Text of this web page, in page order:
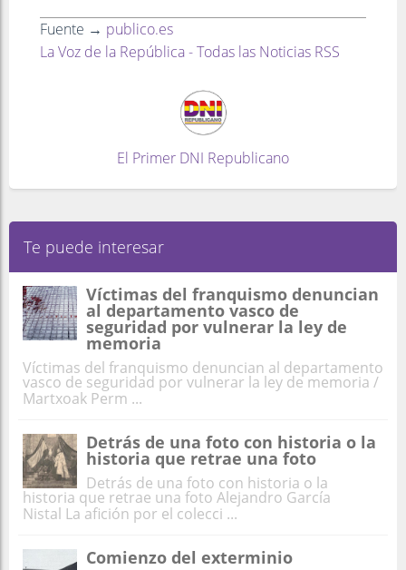
Fuente → publico.es
La Voz de la República - Todas las Noticias RSS
El Primer DNI Republicano
Te puede interesar
Víctimas del franquismo denuncian
al departamento vasco de
seguridad por vulnerar la ley de
memoria
Víctimas del franquismo denuncian al departamento
vasco de seguridad por vulnerar la ley de memoria /
Martxoak Perm ...
Detrás de una foto con historia o la
historia que retrae una foto
Detrás de una foto con historia o la
historia que retrae una foto Alejandro García
Nistal La afición por el colecci ...
Comienzo del exterminio